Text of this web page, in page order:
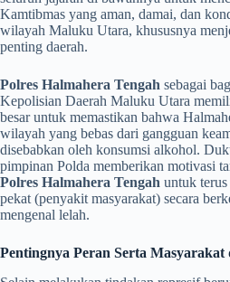
Kamtibmas yang aman, damai, dan
wilayah Maluku Utara, khususnya
penting daerah.
Polres Halmahera Tengah sebagai
Kepolisian Daerah Maluku Utara
besar untuk memastikan bahwa
wilayah yang bebas dari gangguan
disebabkan oleh konsumsi alkohol.
pimpinan Polda memberikan motivasi
Polres Halmahera Tengah untuk
pekat (penyakit masyarakat) secara
mengenal lelah.
Pentingnya Peran Serta Masyarakat